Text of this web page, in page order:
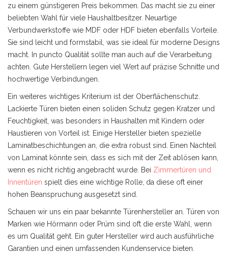
zu einem günstigeren Preis bekommen. Das macht sie zu einer
beliebten Wahl für viele Haushaltbesitzer. Neuartige
Verbundwerkstoffe wie MDF oder HDF bieten ebenfalls Vorteile.
Sie sind leicht und formstabil, was sie ideal für moderne Designs
macht. In puncto Qualität sollte man auch auf die Verarbeitung
achten. Gute Herstellern legen viel Wert auf präzise Schnitte und
hochwertige Verbindungen.
Ein weiteres wichtiges Kriterium ist der Oberflächenschutz.
Lackierte Türen bieten einen soliden Schutz gegen Kratzer und
Feuchtigkeit, was besonders in Haushalten mit Kindern oder
Haustieren von Vorteil ist. Einige Hersteller bieten spezielle
Laminatbeschichtungen an, die extra robust sind. Einen Nachteil
von Laminat könnte sein, dass es sich mit der Zeit ablösen kann,
wenn es nicht richtig angebracht wurde. Bei Zimmertüren und
Innentüren spielt dies eine wichtige Rolle, da diese oft einer
hohen Beanspruchung ausgesetzt sind.
Schauen wir uns ein paar bekannte Türenhersteller an. Türen von
Marken wie Hörmann oder Prüm sind oft die erste Wahl, wenn
es um Qualität geht. Ein guter Hersteller wird auch ausführliche
Garantien und einen umfassenden Kundenservice bieten.